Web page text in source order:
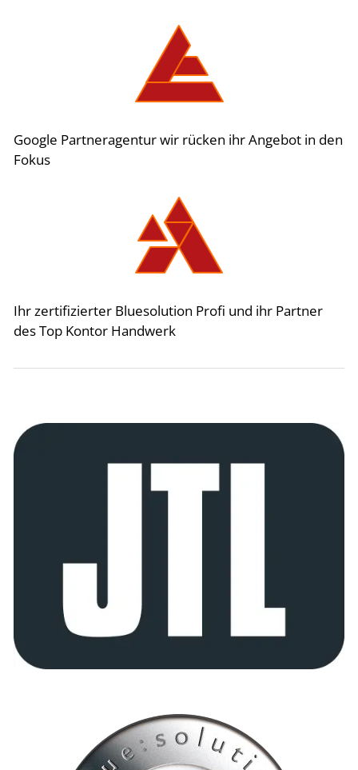
Google Partneragentur wir rücken ihr Angebot in den
Fokus
Ihr zertifizierter Bluesolution Profi und ihr Partner
des Top Kontor Handwerk